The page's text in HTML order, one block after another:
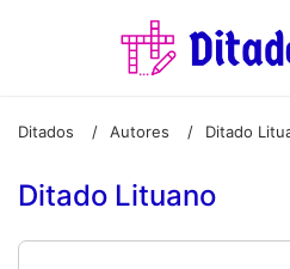
Ditados / Autores / Ditado
Ditado Lituano